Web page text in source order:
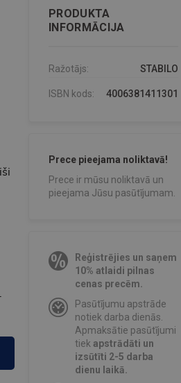
PRODUKTA
INFORMĀCIJA
Ražotājs: STABILO
ISBN kods: 4006381411301
Prece pieejama noliktavā!
Prece ir mūsu noliktavā un
pieejama Jūsu pasūtījumam.
Reģistrējies un saņem
10% atlaidi pilnas
cenas precēm.
Pasūtījumu apstrāde
notiek darba dienās.
Apmaksātie pasūtījumi
tiekapstrādāti un
izsūtīti 2-5 darba
dienu laikā.